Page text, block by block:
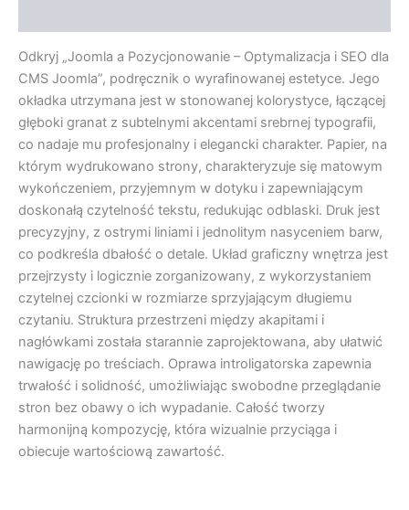
Odkryj „Joomla a Pozycjonowanie – Optymalizacja i SEO dla
CMS Joomla”, podręcznik o wyrafinowanej estetyce. Jego
okładka utrzymana jest w stonowanej kolorystyce, łączącej
głęboki granat z subtelnymi akcentami srebrnej typografii,
co nadaje mu profesjonalny i elegancki charakter. Papier, na
którym wydrukowano strony, charakteryzuje się matowym
wykończeniem, przyjemnym w dotyku i zapewniającym
doskonałą czytelność tekstu, redukując odblaski. Druk jest
precyzyjny, z ostrymi liniami i jednolitym nasyceniem barw,
co podkreśla dbałość o detale. Układ graficzny wnętrza jest
przejrzysty i logicznie zorganizowany, z wykorzystaniem
czytelnej czcionki w rozmiarze sprzyjającym długiemu
czytaniu. Struktura przestrzeni między akapitami i
nagłówkami została starannie zaprojektowana, aby ułatwić
nawigację po treściach. Oprawa introligatorska zapewnia
trwałość i solidność, umożliwiając swobodne przeglądanie
stron bez obawy o ich wypadanie. Całość tworzy
harmonijną kompozycję, która wizualnie przyciąga i
obiecuje wartościową zawartość.